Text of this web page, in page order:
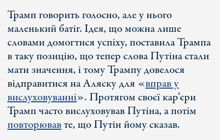
Трамп говорить голосно, але у нього
маленький батіг. Ідея, що можна лише
словами домогтися успіху, поставила Трампа
в таку позицію, що тепер слова Путіна стали
мати значення, і тому Трампу довелося
відправитися на Аляску для «вправ у
вислуховуванні». Протягом своєї кар’єри
Трамп часто вислуховував Путіна, а потім
повторювавте, що Путін йому сказав.